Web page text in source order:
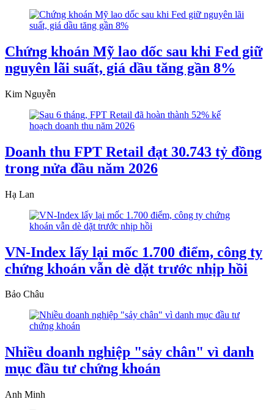
Chứng khoán Mỹ lao dốc sau khi Fed giữ
nguyên lãi suất, giá dầu tăng gần 8%
Kim Nguyễn
Doanh thu FPT Retail đạt 30.743 tỷ đồng
trong nửa đầu năm 2026
Hạ Lan
VN-Index lấy lại mốc 1.700 điểm, công ty
chứng khoán vẫn dè dặt trước nhịp hồi
Bảo Châu
Nhiều doanh nghiệp "sảy chân" vì danh
mục đầu tư chứng khoán
Anh Minh